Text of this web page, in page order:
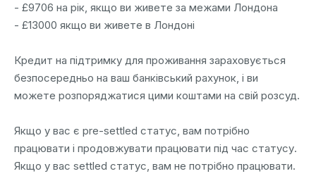
- £9706 на рік, якщо ви живете за межами Лондона
- £13000 якщо ви живете в Лондоні
Кредит на підтримку для проживання зараховується
безпосередньо на ваш банківський рахунок, і ви
можете розпоряджатися цими коштами на свій розсуд.
Якщо у вас є pre-settled статус, вам потрібно
працювати і продовжувати працювати під час статусу.
Якщо у вас settled статус, вам не потрібно працювати.